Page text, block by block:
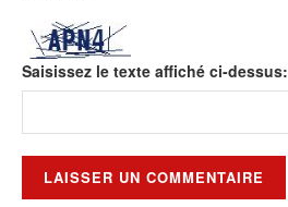
Saisissez le texte affiché ci-dessus: